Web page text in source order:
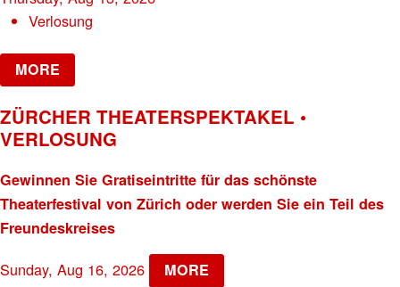
Verlosung
MORE
ZÜRCHER THEATERSPEKTAKEL •
VERLOSUNG
Gewinnen Sie Gratiseintritte für das schönste
Theaterfestival von Zürich oder werden Sie ein Teil des
Freundeskreises
Sunday, Aug 16, 2026 MORE